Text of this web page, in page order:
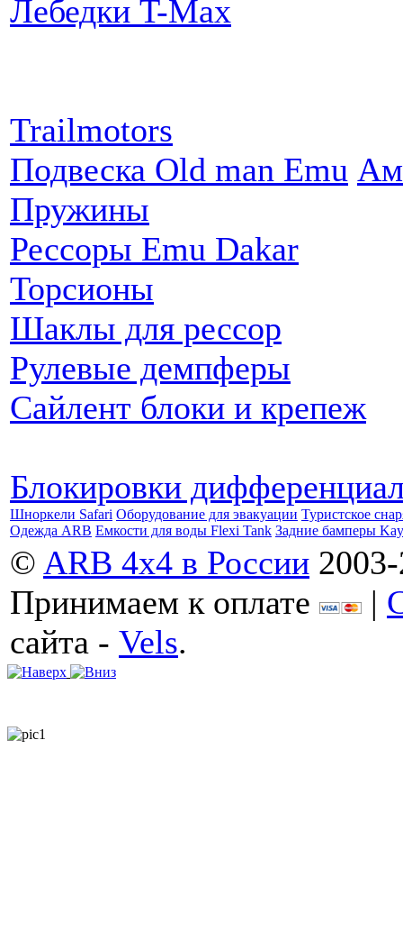
Лебедки T-Max
Trailmotors
Подвеска Old man Emu
Пружины
Рессоры Emu Dakar
Торсионы
Шаклы для рессор
Рулевые демпферы
Сайлент блоки и крепеж
Блокировки
Шноркели Safari Оборудование для эвакуации Туристское
Одежда ARB Емкости для воды Flexi Tank Задние бамперы
© ARB 4x4 в России
Принимаем к оплате
|
сайта - Vels.